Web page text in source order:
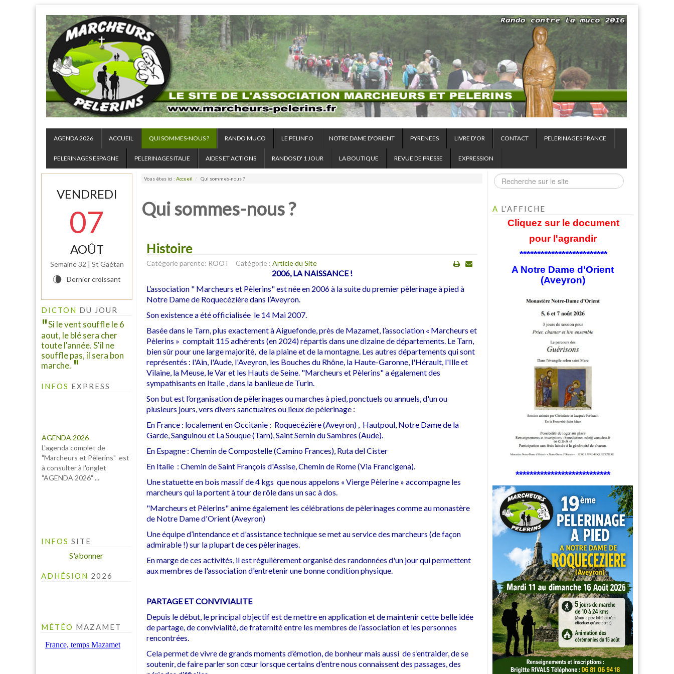
AGENDA 2026 ACCUEIL QUI SOMMES-NOUS ? RANDO MUCO LE PELINFO NOTRE DAME D'ORIENT PYRENEES LIVRE D'OR CONTACT PELERINAGES FRANCE
PELERINAGES ESPAGNE PELERINAGES ITALIE AIDES ET ACTIONS RANDOS D' 1 JOUR LA BOUTIQUE REVUE DE PRESSE EXPRESSION
Vous êtes ici : Accueil / Qui sommes-nous ?
Qui sommes-nous ?
Histoire
Catégorie parente: ROOT Catégorie : Article du Site
2006, LA NAISSANCE !
L’association " Marcheurs et Pèlerins" est née en 2006 à la suite du premier pèlerinage à pied à
Notre Dame de Roquecézière dans l’Aveyron.
Son existence a été officialisée le 14 Mai 2007.
Basée dans le Tarn, plus exactement à Aiguefonde, près de Mazamet, l’association « Marcheurs et
Pèlerins » comptait 115 adhérents (en 2024) répartis dans une dizaine de départements. Le Tarn,
bien sûr pour une large majorité, de la plaine et de la montagne. Les autres départements qui sont
représentés : l'Ain, l'Aude, l'Aveyron, les Bouches du Rhône, la Haute-Garonne, l'Hérault, l'Ille et
Vilaine, la Meuse, le Var et les Hauts de Seine. "Marcheurs et Pèlerins" a également des
sympathisants en Italie , dans la banlieue de Turin.
Son but est l’organisation de pèlerinages ou marches à pied, ponctuels ou annuels, d'un ou
plusieurs jours, vers divers sanctuaires ou lieux de pèlerinage :
En France : localement en Occitanie : Roquecézière (Aveyron) , Hautpoul, Notre Dame de la
Garde, Sanguinou et La Souque (Tarn), Saint Sernin du Sambres (Aude).
En Espagne : Chemin de Compostelle (Camino Frances), Ruta del Cister
En Italie : Chemin de Saint François d'Assise, Chemin de Rome (Via Francigena).
Une statuette en bois massif de 4 kgs que nous appelons « Vierge Pèlerine » accompagne les
marcheurs qui la portent à tour de rôle dans un sac à dos.
"Marcheurs et Pèlerins" anime également les célébrations de pèlerinages comme au monastère
de Notre Dame d'Orient (Aveyron)
Une équipe d’intendance et d'assistance technique se met au service des marcheurs (de façon
admirable !) sur la plupart de ces pèlerinages.
En marge de ces activités, il est régulièrement organisé des randonnées d'un jour qui permettent
aux membres de l'association d'entretenir une bonne condition physique.
PARTAGE ET CONVIVIALITE
Depuis le début, le principal objectif est de mettre en application et de maintenir cette belle idée
de partage, de convivialité, de fraternité entre les membres de l’association et les personnes
rencontrées.
Cela permet de vivre de grands moments d’émotion, de bonheur mais aussi de s’entraider, de se
soutenir, de faire parler son cœur lorsque certains d’entre nous connaissent des passages, des
VENDREDI
07
AOÛT
Semaine 32 | St Gaétan
V Dernier croissant
DICTON DU JOUR
Si le vent souffle le 6
aout, le blé sera cher
toute l'année. S'il ne
souffle pas, il sera bon
marche.
INFOS EXPRESS
INFO PELINFO
A consulter à la rubrique "LE
PELINFO"...
à consulter à l'onglet
"AGENDA 2026" ...
INFOS SITE
S'abonner
ADHÉSION 2026
MÉTÉO MAZAMET
A L'AFFICHE
Cliquez sur le document
pour l'agrandir
*************************
A Notre Dame d'Orient
(Aveyron)
***************************